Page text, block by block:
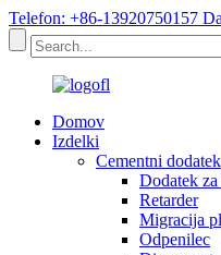
Telefon: +86-13920750157
Domov
Izdelki
Cementni dodatek
Dodatek
Retarder
Migracija
Odpenilec